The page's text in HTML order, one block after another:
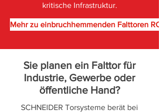
kritische Infrastruktur.
Mehr zu einbruchhemmenden Falttoren
Sie planen ein Falttor für
Industrie, Gewerbe oder
öffentliche Hand?
SCHNEIDER Torsysteme berät bei